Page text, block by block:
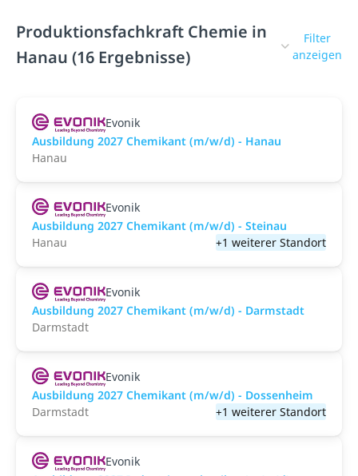
Produktionsfachkraft Chemie in
Hanau (16 Ergebnisse)
Filter
anzeigen
Evonik
Ausbildung 2027 Chemikant (m/w/d) - Hanau
Hanau
Evonik
Ausbildung 2027 Chemikant (m/w/d) - Steinau
Hanau
+1 weiterer Standort
Evonik
Ausbildung 2027 Chemikant (m/w/d) - Darmstadt
Darmstadt
Evonik
Ausbildung 2027 Chemikant (m/w/d) - Dossenheim
Darmstadt
+1 weiterer Standort
Evonik